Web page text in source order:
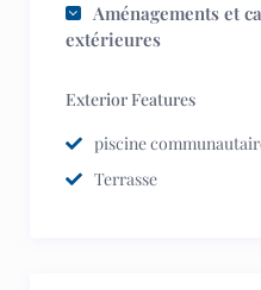
Aménagements et
extérieures
Exterior Features
piscine
Terrasse